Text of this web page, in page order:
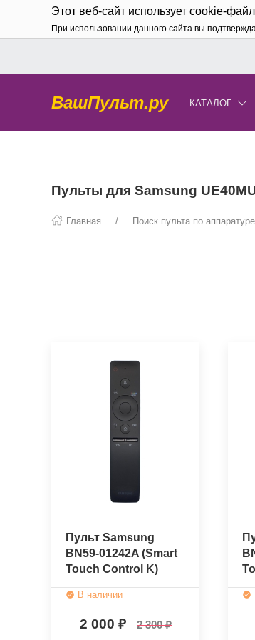
Этот веб-сайт использует cookie-
При использовании данного сайта вы
ВашПульт.ру КАТАЛОГ
Пульты для Samsung
Главная Поиск пульта по аппаратуре
Пульт Samsung
BN59-01242A (Smart
Touch Control K)
(оригинальный)
В наличии
2 000 2 300